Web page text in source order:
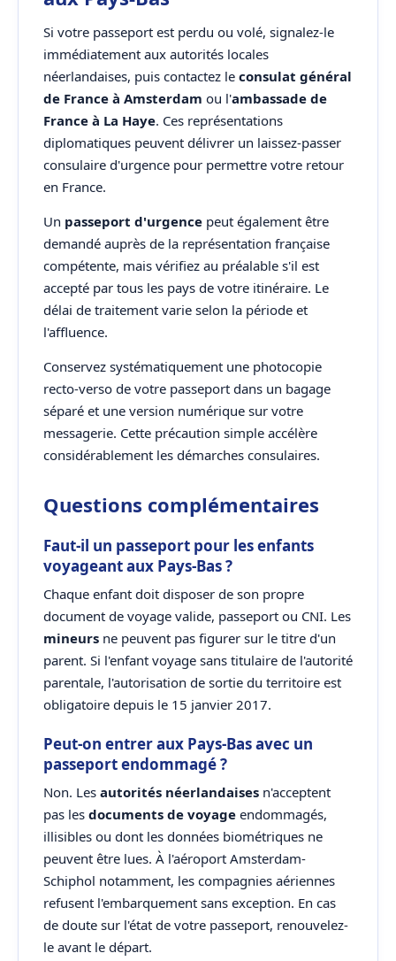
Si votre passeport est perdu ou volé, signalez-le
immédiatement aux autorités locales
néerlandaises, puis contactez le consulat général
de France à Amsterdam ou l'ambassade de
France à La Haye. Ces représentations
diplomatiques peuvent délivrer un laissez-passer
consulaire d'urgence pour permettre votre retour
en France.
Un passeport d'urgence peut également être
demandé auprès de la représentation française
compétente, mais vérifiez au préalable s'il est
accepté par tous les pays de votre itinéraire. Le
délai de traitement varie selon la période et
l'affluence.
Conservez systématiquement une photocopie
recto-verso de votre passeport dans un bagage
séparé et une version numérique sur votre
messagerie. Cette précaution simple accélère
considérablement les démarches consulaires.
Questions complémentaires
Faut-il un passeport pour les enfants
voyageant aux Pays-Bas ?
Chaque enfant doit disposer de son propre
document de voyage valide, passeport ou CNI. Les
mineurs ne peuvent pas figurer sur le titre d'un
parent. Si l'enfant voyage sans titulaire de l'autorité
parentale, l'autorisation de sortie du territoire est
obligatoire depuis le 15 janvier 2017.
Peut-on entrer aux Pays-Bas avec un
passeport endommagé ?
Non. Les autorités néerlandaises n'acceptent
pas les documents de voyage endommagés,
illisibles ou dont les données biométriques ne
peuvent être lues. À l'aéroport Amsterdam-
Schiphol notamment, les compagnies aériennes
refusent l'embarquement sans exception. En cas
de doute sur l'état de votre passeport, renouvelez-
le avant le départ.